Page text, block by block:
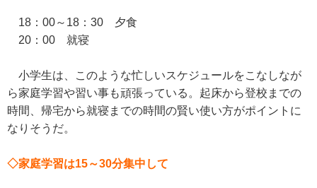
18：00～18：30 夕食
20：00 就寝
小学生は、このような忙しいスケジュールをこなしなが
ら家庭学習や習い事も頑張っている。起床から登校までの
時間、帰宅から就寝までの時間の賢い使い方がポイントに
なりそうだ。
◇家庭学習は15～30分集中して